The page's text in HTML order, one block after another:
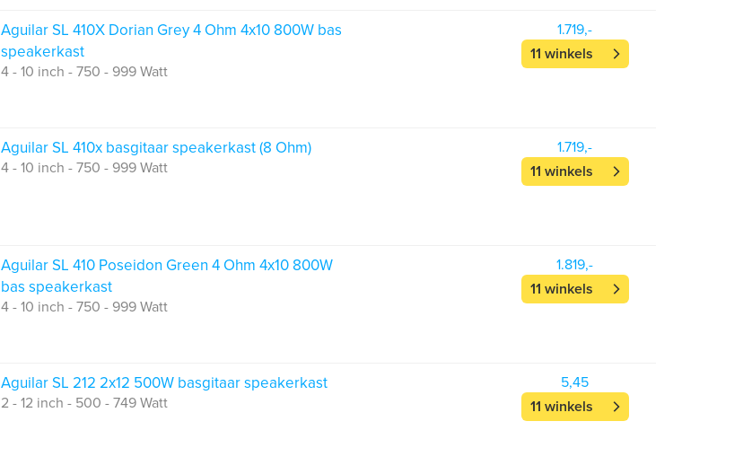
Aguilar SL 410X Dorian Grey 4 Ohm 4x10 800W bas
speakerkast
4 - 10 inch - 750 - 999 Watt
1.719,-
11 winkels
Aguilar SL 410x basgitaar speakerkast (8 Ohm)
4 - 10 inch - 750 - 999 Watt
1.719,-
11 winkels
Aguilar SL 410 Poseidon Green 4 Ohm 4x10 800W
bas speakerkast
4 - 10 inch - 750 - 999 Watt
1.819,-
11 winkels
Aguilar SL 212 2x12 500W basgitaar speakerkast
2 - 12 inch - 500 - 749 Watt
5,45
11 winkels